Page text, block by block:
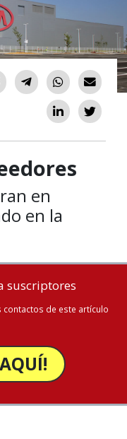
en
en la
suscriptores
contactos de este artículo